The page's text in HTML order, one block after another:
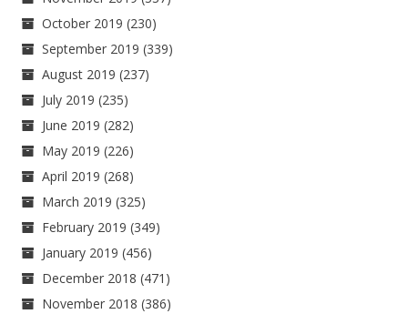
October 2019 (230)
September 2019 (339)
August 2019 (237)
July 2019 (235)
June 2019 (282)
May 2019 (226)
April 2019 (268)
March 2019 (325)
February 2019 (349)
January 2019 (456)
December 2018 (471)
November 2018 (386)